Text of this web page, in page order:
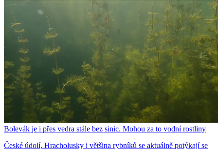
Bolevák je i přes vedra stále bez sinic. Mohou za to vodní rostliny
České údolí, Hracholusky i většina rybníků se aktuálně potýkají se